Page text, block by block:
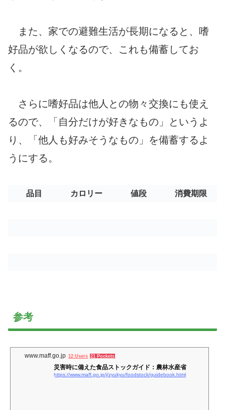
また、家での避難生活が長期になると、嗜
好品が欲しくなるので、これも備蓄してお
く。
さらに嗜好品は他人との物々交換にも使え
るので、「自分だけが好きなもの」というよ
り、「他人も好みそうなもの」を備蓄するよ
うにする。
品目 カロリー 値段 消費期限
参考
www.maff.go.jp 12 Users 21 Pockets
災害時に備えた食品ストックガイド：農林水産省
https://www.maff.go.jp/j/zyukyu/foodstock/guidebook.html